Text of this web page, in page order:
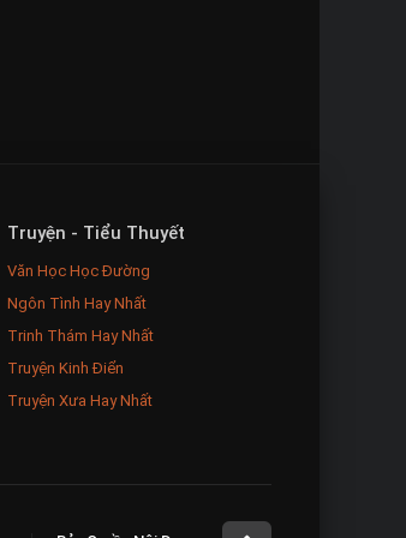
Truyện - Tiểu Thuyết
Văn Học Học Đường
Ngôn Tình Hay Nhất
Trinh Thám Hay Nhất
Truyện Kinh Điển
Truyện Xưa Hay Nhất